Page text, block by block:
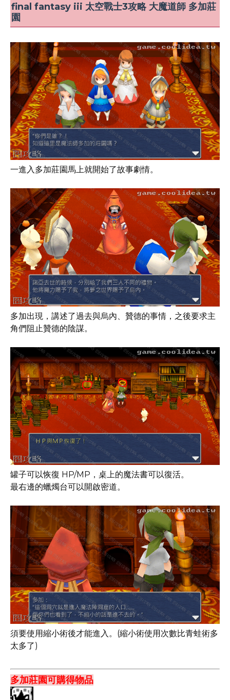
final fantasy iii 太空戰士3攻略 大魔道師 多加莊
園
一進入多加莊園馬上就開始了故事劇情。
多加出現，講述了過去與烏內、贊德的事情，之後要求主
角們阻止贊德的陰謀。
罐子可以恢復 HP/MP，桌上的魔法書可以復活。
最右邊的蠟燭台可以開啟密道。
須要使用縮小術後才能進入。(縮小術使用次數比青蛙術多
太多了)
多加莊園可購得物品